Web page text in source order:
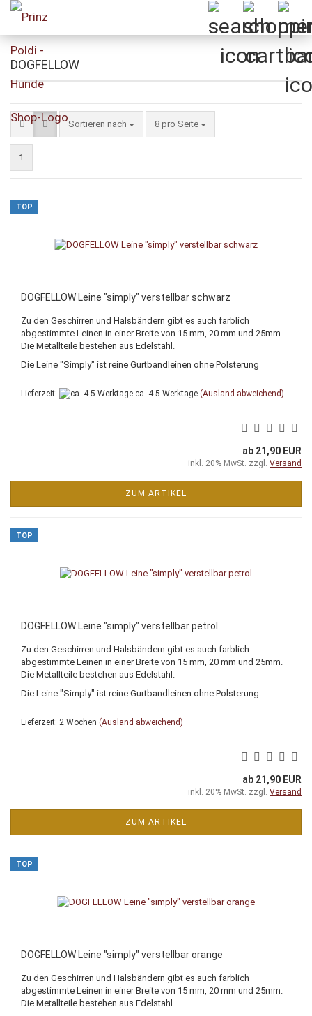
DOGFELLOW
Sortieren nach
Sortieren nach 8 pro Seite
pro Seite
1
TOP
DOGFELLOW Leine "simply" verstellbar schwarz
Zu den Geschirren und Halsbändern gibt es auch farblich
abgestimmte Leinen in einer Breite von 15 mm, 20 mm und 25mm.
Die Metallteile bestehen aus Edelstahl.
Die Leine "Simply" ist reine Gurtbandleinen ohne Polsterung
Lieferzeit: ca. 4-5 Werktage (Ausland abweichend)
ab 21,90 EUR
inkl. 20% MwSt. zzgl. Versand
ZUM ARTIKEL
TOP
DOGFELLOW Leine "simply" verstellbar petrol
Zu den Geschirren und Halsbändern gibt es auch farblich
abgestimmte Leinen in einer Breite von 15 mm, 20 mm und 25mm.
Die Metallteile bestehen aus Edelstahl.
Die Leine "Simply" ist reine Gurtbandleinen ohne Polsterung
Lieferzeit: 2 Wochen (Ausland abweichend)
ab 21,90 EUR
inkl. 20% MwSt. zzgl. Versand
ZUM ARTIKEL
TOP
DOGFELLOW Leine "simply" verstellbar orange
Zu den Geschirren und Halsbändern gibt es auch farblich
abgestimmte Leinen in einer Breite von 15 mm, 20 mm und 25mm.
Die Metallteile bestehen aus Edelstahl.